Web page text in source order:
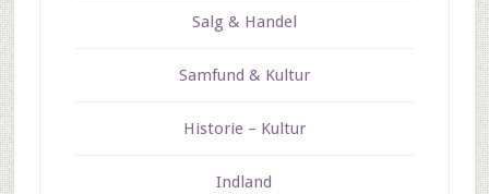
Salg & Handel
Samfund & Kultur
Historie – Kultur
Indland